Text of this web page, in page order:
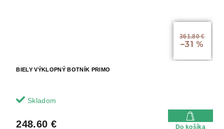
361.80 €
–31 %
BIELY VÝKLOPNÝ BOTNÍK PRIMO
Skladom
248.60 € Do košíka